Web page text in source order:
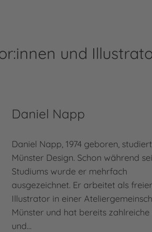
und
Daniel Napp
Daniel Napp, 1974 geboren,
Münster Design. Schon während
Studiums wurde er mehrfach
ausgezeichnet. Er arbeitet als freier
Illustrator in einer
Münster und hat bereits
und…